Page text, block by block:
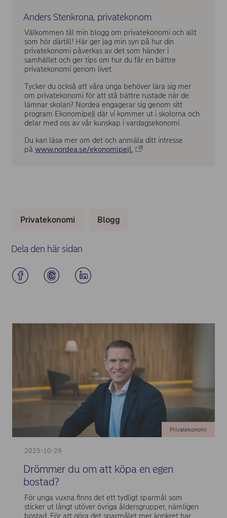
Anders Stenkrona, privatekonom
Välkommen till min blogg om privatekonomi och allt
som hör därtill! Här ger jag min syn på hur din
privatekonomi påverkas av det som händer i
samhället och ger tips om hur du får en bättre
privatekonomi genom livet.
Tycker du också att våra unga behöver lära sig mer
om privatekonomi för att stå bättre rustade när de
lämnar skolan? Nordea engagerar sig genom sitt
program Ekonomipejl där vi kommer ut i skolorna och
delar med oss av vår kunskap i vardagsekonomi.
Du kan läsa mer om det och anmäla ditt intresse
på www.nordea.se/ekonomipejl.
Privatekonomi Blogg
Dela den här sidan
2025-10-29
Privatekonomi
Drömmer du om att köpa en egen
bostad?
För unga vuxna finns det ett tydligt sparmål som
sticker ut långt utöver övriga åldersgrupper, nämligen
bostad. För att göra det sparmålet mer konkret har